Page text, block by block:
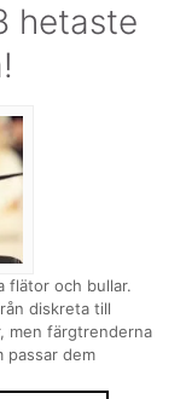
hetaste
flätor och bullar.
diskreta till
men färgtrenderna
passar dem